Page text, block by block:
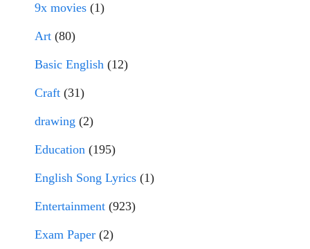
9x movies (1)
Art (80)
Basic English (12)
Craft (31)
drawing (2)
Education (195)
English Song Lyrics (1)
Entertainment (923)
Exam Paper (2)